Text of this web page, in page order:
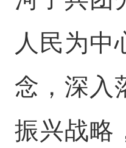
人民为中
念，深入
振兴战略